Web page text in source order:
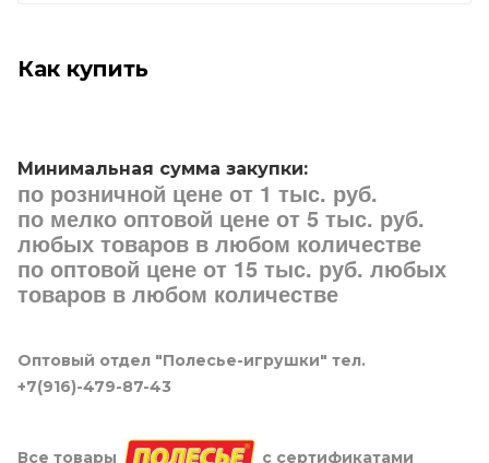
Как купить
Минимальная сумма закупки:
по розничной цене от 1 тыс. руб.
по мелко оптовой цене от 5 тыс. руб.
любых товаров в любом количестве
по оптовой цене от 15 тыс. руб. любых
товаров в любом количестве
Оптовый отдел "Полесье-игрушки" тел.
+7(916)-479-87-43
Все товары с сертификатами